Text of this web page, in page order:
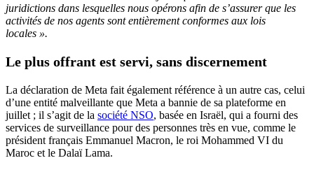
juridictions dans lesquelles nous opérons afin de s’assurer que les
activités de nos agents sont entièrement conformes aux lois
locales ».
Le plus offrant est servi, sans discernement
La déclaration de Meta fait également référence à un autre cas, celui
d’une entité malveillante que Meta a bannie de sa plateforme en
juillet ; il s’agit de la société NSO, basée en Israël, qui a fourni des
services de surveillance pour des personnes très en vue, comme le
président français Emmanuel Macron, le roi Mohammed VI du
Maroc et le Dalaï Lama.